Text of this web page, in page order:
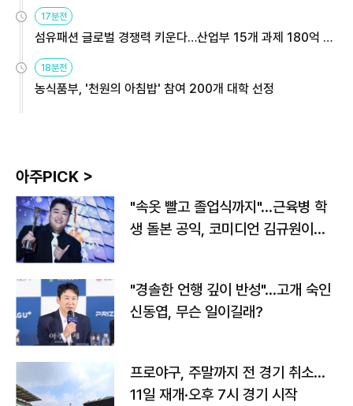
17분전
섬유패션 글로벌 경쟁력 키운다…산업부 15개 과제 180억 지
18분전
농식품부, '천원의 아침밥' 참여 200개 대학 선정
아주PICK >
"속옷 빨고 졸업식까지"…근육병 학
생 돌본 공익, 코미디언 김규원이었
"경솔한 언행 깊이 반성"…고개 숙인
신동엽, 무슨 일이길래?
프로야구, 주말까지 전 경기 취소…
11일 재개·오후 7시 경기 시작